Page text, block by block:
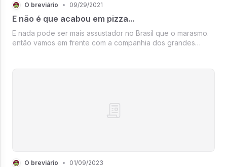
O breviário • 09/29/2021
E não é que acabou em pizza...
E nada pode ser mais assustador no Brasil que o marasmo.
então vamos em frente com a companhia dos grandes
O breviário • 01/09/2023